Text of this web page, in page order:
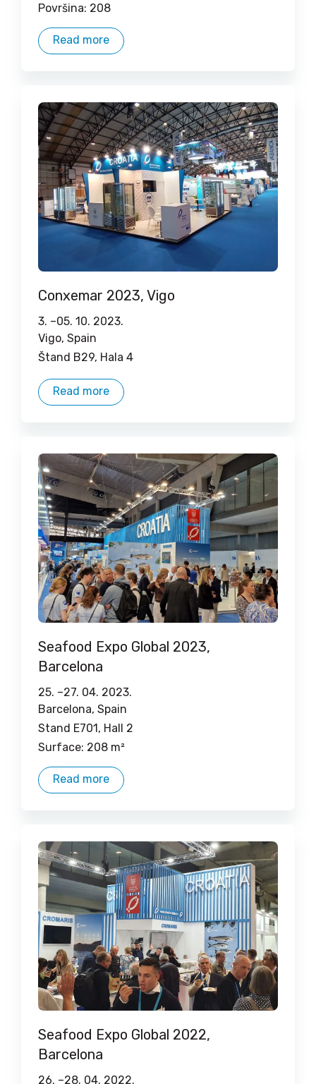
Površina: 208
Read more
Conxemar 2023, Vigo
3. –05. 10. 2023.
Vigo, Spain
Štand B29, Hala 4
Read more
Seafood Expo Global 2023,
Barcelona
25. –27. 04. 2023.
Barcelona, ​​Spain
Stand E701, Hall 2
Surface: 208 m²
Read more
Seafood Expo Global 2022,
Barcelona
26. –28. 04. 2022.